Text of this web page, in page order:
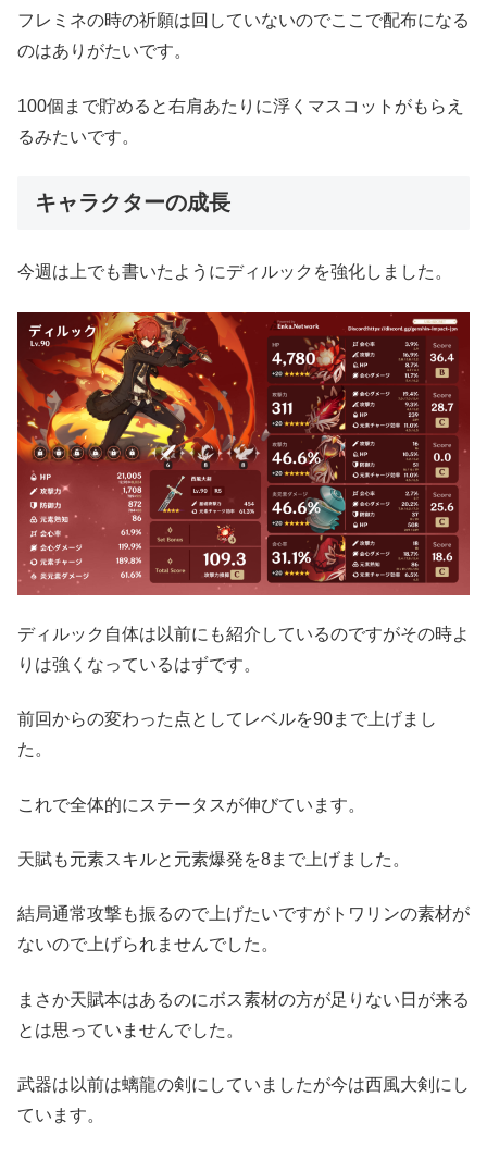
フレミネの時の祈願は回していないのでここで配布になる
のはありがたいです。
100個まで貯めると右肩あたりに浮くマスコットがもらえ
るみたいです。
キャラクターの成長
今週は上でも書いたようにディルックを強化しました。
ディルック自体は以前にも紹介しているのですがその時よ
りは強くなっているはずです。
前回からの変わった点としてレベルを90まで上げまし
た。
これで全体的にステータスが伸びています。
天賦も元素スキルと元素爆発を8まで上げました。
結局通常攻撃も振るので上げたいですがトワリンの素材が
ないので上げられませんでした。
まさか天賦本はあるのにボス素材の方が足りない日が来る
とは思っていませんでした。
武器は以前は螭龍の剣にしていましたが今は西風大剣にし
ています。